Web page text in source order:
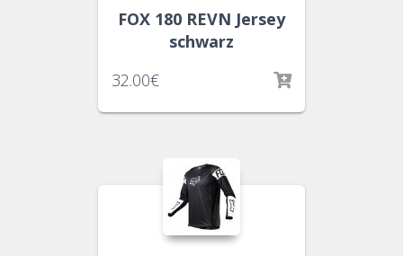
FOX 180 REVN Jersey
schwarz
32.00€